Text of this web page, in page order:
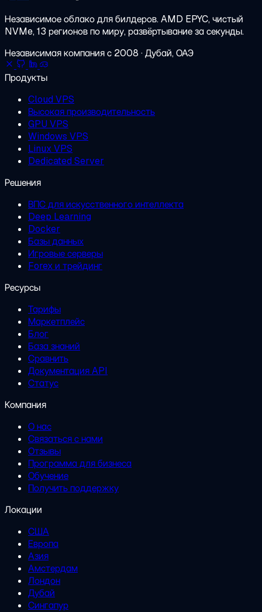
Независимое облако для билдеров.AMD EPYC, чистый
NVMe, 13 регионов по миру, развёртывание за секунды.
Независимая компания с 2008 · Дубай, ОАЭ
Продукты
Cloud VPS
Высокая производительность
GPU VPS
Windows VPS
Linux VPS
Dedicated Server
Решения
ВПС для искусственного интеллекта
Deep Learning
Docker
Базы данных
Игровые серверы
Forex и трейдинг
Ресурсы
Тарифы
Маркетплейс
Блог
База знаний
Сравнить
Документация API
Статус
Компания
О нас
Связаться с нами
Отзывы
Программа для бизнеса
Обучение
Получить поддержку
Локации
США
Европа
Азия
Амстердам
Лондон
Дубай
Сингапур